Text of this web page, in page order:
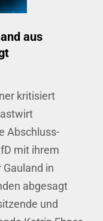
aus
kritisiert
Abschluss-
mit ihrem
in
abgesagt
und